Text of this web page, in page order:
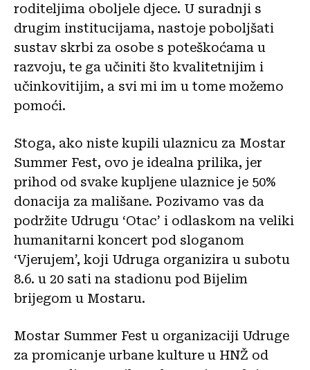
roditeljima oboljele djece. U suradnji s
drugim institucijama, nastoje poboljšati
sustav skrbi za osobe s poteškoćama u
razvoju, te ga učiniti što kvalitetnijim i
učinkovitijim, a svi mi im u tome možemo
pomoći.
Stoga, ako niste kupili ulaznicu za Mostar
Summer Fest, ovo je idealna prilika, jer
prihod od svake kupljene ulaznice je 50%
donacija za mališane. Pozivamo vas da
podržite Udrugu ‘Otac’ i odlaskom na veliki
humanitarni koncert pod sloganom
‘Vjerujem’, koji Udruga organizira u subotu
8.6. u 20 sati na stadionu pod Bijelim
brijegom u Mostaru.
Mostar Summer Fest u organizaciji Udruge
za promicanje urbane kulture u HNŽ od